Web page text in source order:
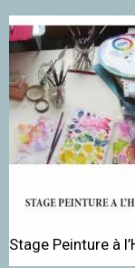
Stage Peinture à